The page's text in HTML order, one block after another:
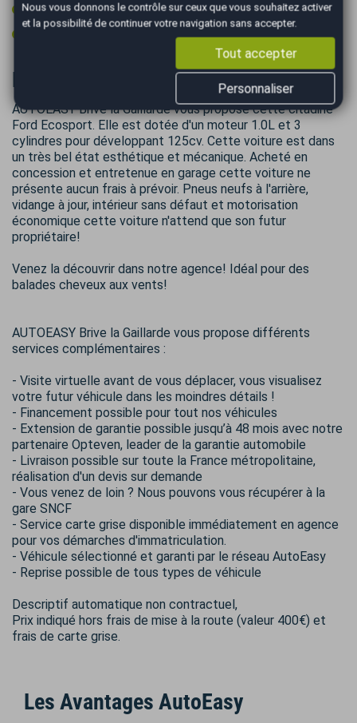
Volant cuir
Volant multifonctions
Informations complémentaires
AUTOEASY Brive la Gaillarde vous propose cette citadine
Ford Ecosport. Elle est dotée d'un moteur 1.0L et 3
cylindres pour développant 125cv. Cette voiture est dans
un très bel état esthétique et mécanique. Acheté en
concession et entretenue en garage cette voiture ne
présente aucun frais à prévoir. Pneus neufs à l'arrière,
vidange à jour, intérieur sans défaut et motorisation
économique cette voiture n'attend que son futur
propriétaire!
Venez la découvrir dans notre agence! Idéal pour des
balades cheveux aux vents!
AUTOEASY Brive la Gaillarde vous propose différents
services complémentaires :
- Visite virtuelle avant de vous déplacer, vous visualisez
votre futur véhicule dans les moindres détails !
- Financement possible pour tout nos véhicules
- Extension de garantie possible jusqu’à 48 mois avec notre
partenaire Opteven, leader de la garantie automobile
- Livraison possible sur toute la France métropolitaine,
réalisation d'un devis sur demande
- Vous venez de loin ? Nous pouvons vous récupérer à la
gare SNCF
- Service carte grise disponible immédiatement en agence
pour vos démarches d'immatriculation.
- Véhicule sélectionné et garanti par le réseau AutoEasy
- Reprise possible de tous types de véhicule
Descriptif automatique non contractuel,
Prix indiqué hors frais de mise à la route (valeur 400€) et
frais de carte grise.
Les Avantages AutoEasy
Nous vous donnons le contrôle sur ceux que vous souhaitez activer
et la possibilité de continuer votre navigation sans accepter.
Tout accepter
Personnaliser